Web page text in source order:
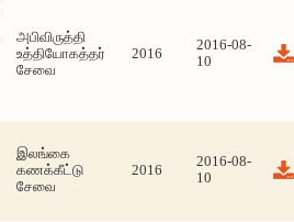
அபிவிருத்தி
உத்தியோகத்தர்
சேவை
2016
2016-08-
10
இலங்கை
கணக்கீட்டு
சேவை
2016
2016-08-
10